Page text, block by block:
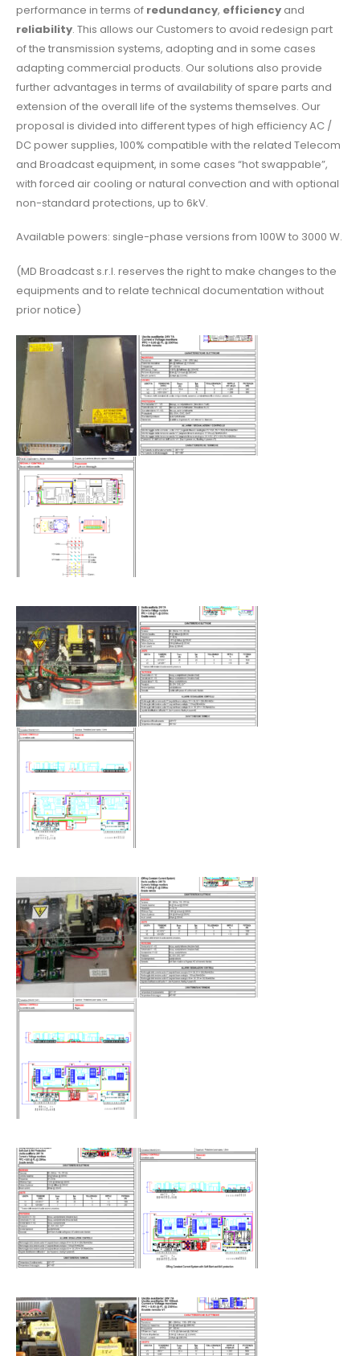
performance in terms of redundancy, efficiency and
reliability. This allows our Customers to avoid redesign part
of the transmission systems, adopting and in some cases
adapting commercial products. Our solutions also provide
further advantages in terms of availability of spare parts and
extension of the overall life of the systems themselves. Our
proposal is divided into different types of high efficiency AC /
DC power supplies, 100% compatible with the related Telecom
and Broadcast equipment, in some cases “hot swappable”,
with forced air cooling or natural convection and with optional
non-standard protections, up to 6kV.
Available powers: single-phase versions from 100W to 3000 W.
(MD Broadcast s.r.l. reserves the right to make changes to the
equipments and to relate technical documentation without
prior notice)